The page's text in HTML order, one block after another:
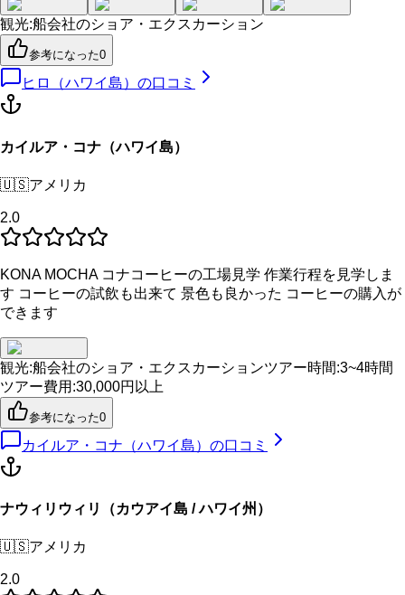
観光:船会社のショア・エクスカーション
参考になった0
ヒロ（ハワイ島） の口コミ
カイルア・コナ（ハワイ島）
🇺🇸アメリカ
2.0
KONA MOCHA コナコーヒーの工場見学 作業行程を見学しま
す コーヒーの試飲も出来て 景色も良かった コーヒーの購入が
できます
観光:船会社のショア・エクスカーションツアー時間:3~4時間
ツアー費用 :30,000円以上
参考になった0
カイルア・コナ（ハワイ島） の口コミ
ナウィリウィリ（カウアイ島 / ハワイ州）
🇺🇸アメリカ
2.0